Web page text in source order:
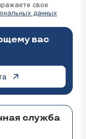
свое
данных
вас
служба